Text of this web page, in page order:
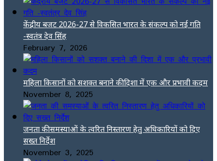
केंद्रीय बजट 2026-27 से विकसित भारत के संकल्प को नई गति
-स्वतंत्र देव सिंह
February 7, 2026
महिला किसानों को सशक्त बनाने की दिशा में एक और प्रभावी कदम
November 8, 2025
जनता की समस्याओं के त्वरित निस्तारण हेतु अधिकारियों को दिए
सख्त निर्देश
November 3, 2025